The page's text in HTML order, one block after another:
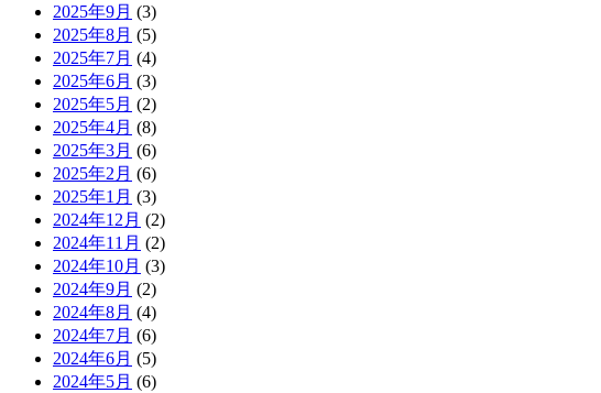
2025年9月 (3)
2025年8月 (5)
2025年7月 (4)
2025年6月 (3)
2025年5月 (2)
2025年4月 (8)
2025年3月 (6)
2025年2月 (6)
2025年1月 (3)
2024年12月 (2)
2024年11月 (2)
2024年10月 (3)
2024年9月 (2)
2024年8月 (4)
2024年7月 (6)
2024年6月 (5)
2024年5月 (6)